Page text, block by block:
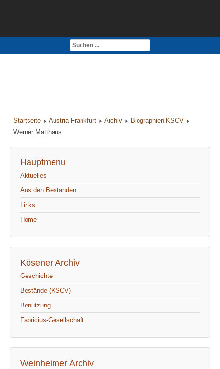
Impressum
Startseite Austria Frankfurt Archiv
Biographien KSCV
Werner Matthäus
Hauptmenu
Aktuelles
Aus den Beständen
Links
Home
Kösener Archiv
Geschichte
Bestände (KSCV)
Benutzung
Fabricius-Gesellschaft
Weinheimer Archiv